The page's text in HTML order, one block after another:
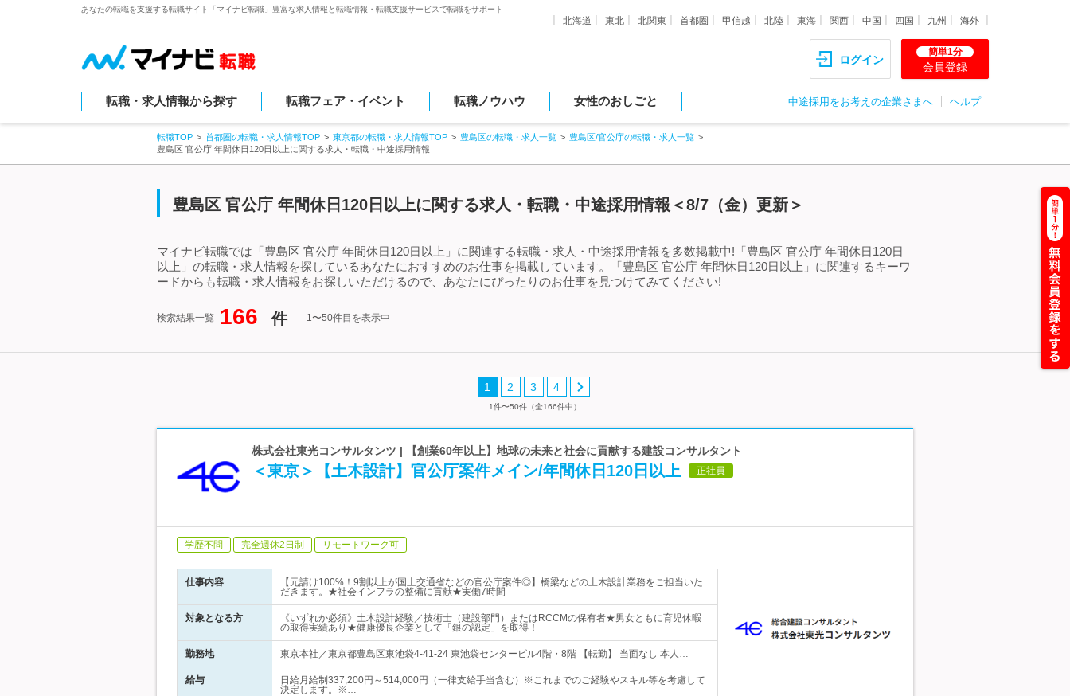
あなたの転職を支援する転職サイト「マイナビ転職」豊富な求人情報と転職情報・転職支援サービスで転職をサポート
北海道 東北 北関東 首都圏 甲信越 北陸 東海 関西 中国 四国 九州 海外
ログイン
簡単1分
会員登録
転職・求人情報から探す 転職フェア・イベント 転職ノウハウ 女性のおしごと 中途採用をお考えの企業さまへ ヘルプ
転職TOP 首都圏の転職・求人情報TOP 東京都の転職・求人情報TOP 豊島区の転職・求人一覧
豊島区/官公庁の転職・求人一覧
豊島区 官公庁 年間休日120日以上に関する求人・転職・中途採用情報
豊島区 官公庁 年間休日120日以上に関する求人・転職・中途採用情報＜8/7（金）更新＞
マイナビ転職では「豊島区 官公庁 年間休日120日以上」に関連する転職・求人・中途採用情報を多数掲載中!「豊島区 官公庁 年間休日120日
以上」の転職・求人情報を探しているあなたにおすすめのお仕事を掲載しています。「豊島区 官公庁 年間休日120日以上」に関連するキーワ
ードからも転職・求人情報をお探しいただけるので、あなたにぴったりのお仕事を見つけてみてください!
検索結果一覧 166 件 1〜50件目を表示中
1 2 3 4
1件〜50件（全166件中）
株式会社東光コンサルタンツ | 【創業60年以上】地球の未来と社会に貢献する建設コンサルタント
＜東京＞【土木設計】官公庁案件メイン/年間休日120日以上 正社員
学歴不問 完全週休2日制 リモートワーク可
仕事内容
【元請け100%！9割以上が国土交通省などの官公庁案件◎】橋梁などの土木設計業務をご担当いた
だきます。★社会インフラの整備に貢献★実働7時間
対象となる方
《いずれか必須》土木設計経験／技術士（建設部門）またはRCCMの保有者★男女ともに育児休暇
の取得実績あり★健康優良企業として「銀の認定」を取得！
勤務地 東京本社／東京都豊島区東池袋4-41-24 東池袋センタービル4階・8階 【転勤】 当面なし 本人…
給与
日給月給制337,200円～514,000円（一律支給手当含む）※これまでのご経験やスキル等を考慮して
決定します。※…